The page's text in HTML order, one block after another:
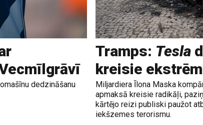
dedzināšanu
Tramps: Tesla
kreisie
Miljardiera Īlona Maska
apmaksā kreisie radikāļi,
kārtējo reizi publiski paužot
iekšzemes terorismu.